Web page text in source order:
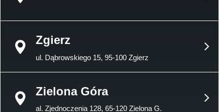
Zgierz
ul. Dąbrowskiego 15, 95-100 Zgierz
Zielona Góra
al. Zjednoczenia 128, 65-120 Zielona G.